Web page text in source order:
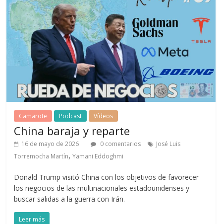
Camarote Podcast Vídeos
China baraja y reparte
16 de mayo de 2026 0 comentarios
José Luis
Torremocha Martín,Yamani Eddoghmi
Donald Trump visitó China con los objetivos de favorecer
los negocios de las multinacionales estadounidenses y
buscar salidas a la guerra con Irán.
Leer más